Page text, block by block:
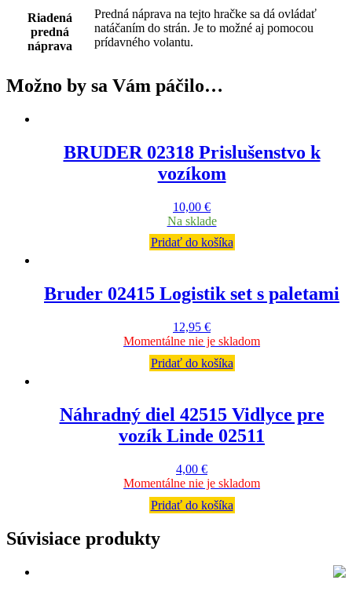
Riadená
predná
náprava
Predná náprava na tejto hračke sa dá ovládať
natáčaním do strán. Je to možné aj pomocou
prídavného volantu.
Možno by sa Vám páčilo…
BRUDER 02318 Prislušenstvo k
vozíkom
10,00 €
Na sklade
Pridať do košíka
Bruder 02415 Logistik set s paletami
12,95 €
Momentálne nie je skladom
Pridať do košíka
Náhradný diel 42515 Vidlyce pre
vozík Linde 02511
4,00 €
Momentálne nie je skladom
Pridať do košíka
Súvisiace produkty